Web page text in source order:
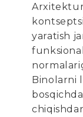
yaratish
Binolarni